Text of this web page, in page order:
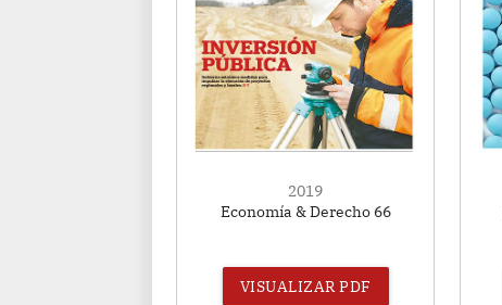
2019
Economía & Derecho 66
VISUALIZAR PDF